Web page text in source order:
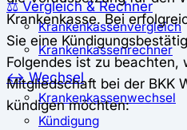
⚖️ Vergleich & Rechner
Krankenkassenvergleich
Krankenkassenrechner
↔ Wechsel
Krankenkassenwechsel
Kündigung
Krankenkasse. Bei
Sie eine
Folgendes ist zu beachten,
Mitgliedschaft bei der BKK
kündigen möchten: